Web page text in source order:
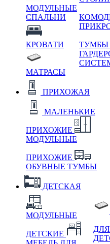
МОДУЛЬНЫЕ
СПАЛЬНИ
КРОВАТИ
МАТРАСЫ
ТУМБЫ
ПРИХОЖАЯ
МАЛЕНЬКИЕ
ПРИХОЖИЕ
МОДУЛЬНЫЕ
ПРИХОЖИЕ
ОБУВНЫЕ ТУМБЫ
ДЕТСКАЯ
МОДУЛЬНЫЕ
ДЕТСКИЕ